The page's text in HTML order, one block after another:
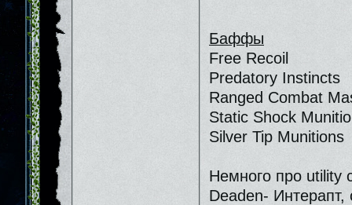
Баффы
Free Recoil
Predatory Instincts
Ranged Combat
Static Shock
Silver Tip Munitions
Немного про utility
Deaden- Интерапт,